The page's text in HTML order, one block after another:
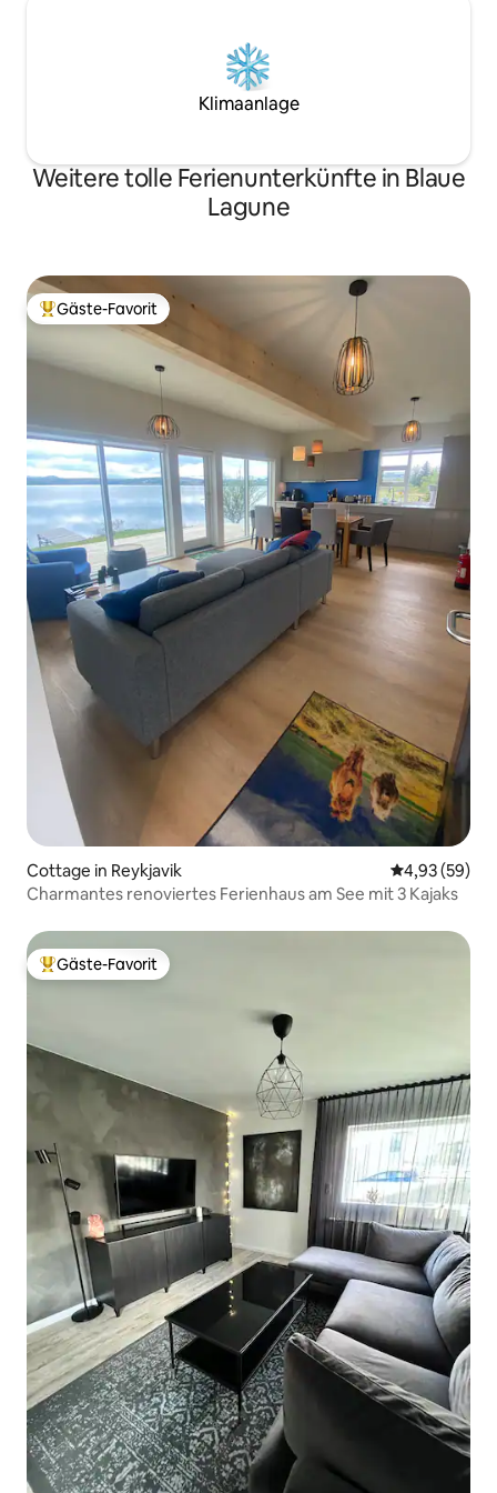
Klimaanlage
Weitere tolle Ferienunterkünfte in Blaue
Lagune
Beliebter Gäste-Favorit.
Gäste-Favorit
Cottage in Reykjavik
4,93 (59)
Charmantes renoviertes Ferienhaus am See mit 3 Kajaks
Beliebter Gäste-Favorit.
Gäste-Favorit